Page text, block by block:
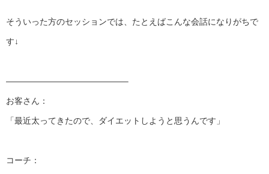
そういった方のセッションでは、 たとえばこんな会話になりがちで
す↓
——————————————–
お客さん：
「最近太ってきたので、ダイエットしようと思うんです」
コーチ：